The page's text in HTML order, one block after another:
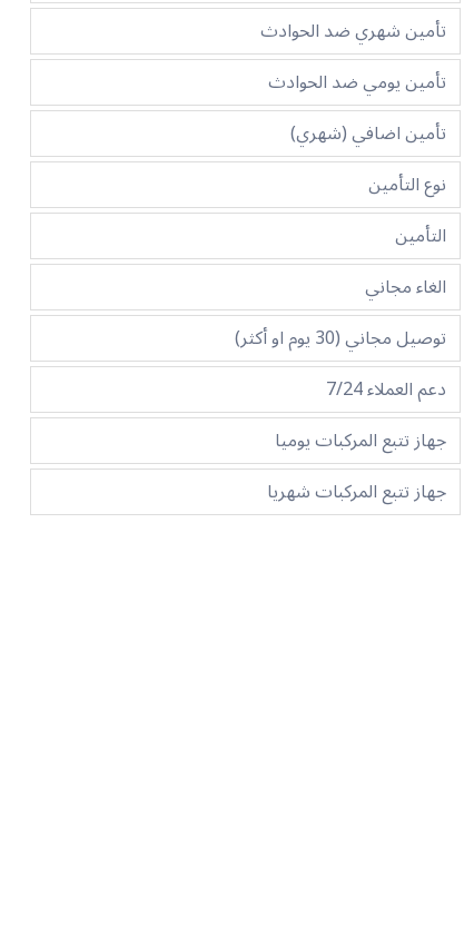
تأمين شهري ضد الحوادث
تأمين يومي ضد الحوادث
تأمين اضافي (شهري)
نوع التأمين
التأمين
الغاء مجاني
توصيل مجاني (30 يوم او أكثر)
دعم العملاء 7/24
جهاز تتبع المركبات يوميا
جهاز تتبع المركبات شهريا